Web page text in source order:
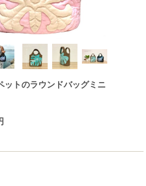
ットのラウンドバッグミニ